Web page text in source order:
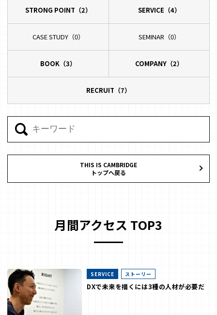
STRONG POINT（2） SERVICE（4）
CASE STUDY（0） SEMINAR（0）
BOOK（3） COMPANY（2）
RECRUIT（7）
THIS IS CAMBRIDGE
トップへ戻る
月間アクセス TOP3
SERVICE ストーリー
DXで未来を描くには3種の人材が必要だ